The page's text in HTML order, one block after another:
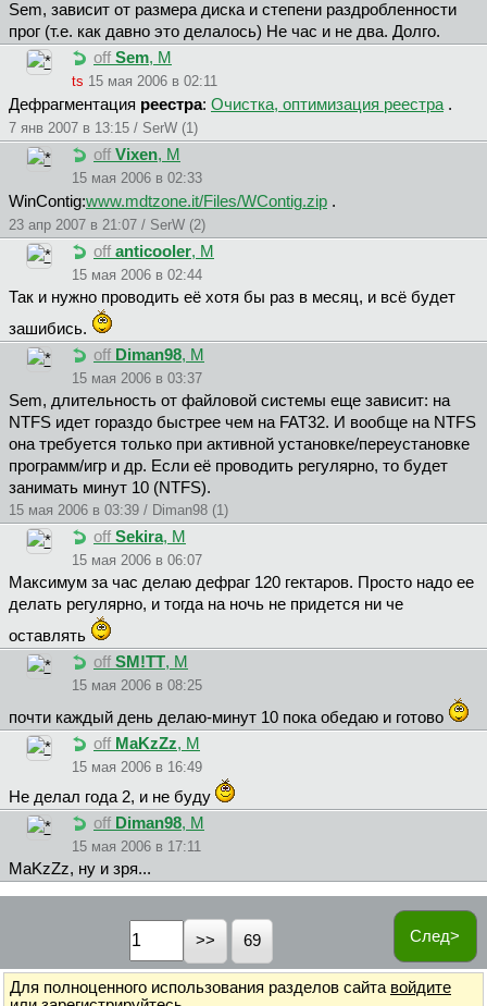
Sem, зависит от размера диска и степени раздробленности
прог (т.е. как давно это делалось) Не час и не два. Долго.
off Sem, М
ts 15 мая 2006 в 02:11
Дефрагментация реестра: Очистка, оптимизация реестра.
7 янв 2007 в 13:15 / SerW (1)
off Vixen, М
15 мая 2006 в 02:33
WinContig:www.mdtzone.it/Files/WContig.zip .
23 апр 2007 в 21:07 / SerW (2)
off anticooler, М
15 мая 2006 в 02:44
Так и нужно проводить её хотя бы раз в месяц, и всё будет
зашибись.
off Diman98, М
15 мая 2006 в 03:37
Sem, длительность от файловой системы еще зависит: на
NTFS идет гораздо быстрее чем на FAT32. И вообще на NTFS
она требуется только при активной установке/переустановке
программ/игр и др. Если её проводить регулярно, то будет
занимать минут 10 (NTFS).
15 мая 2006 в 03:39 / Diman98 (1)
off Sekira, М
15 мая 2006 в 06:07
Максимум за час делаю дефраг 120 гектаров. Просто надо ее
делать регулярно, и тогда на ночь не придется ни че
оставлять
off SM!TT, М
15 мая 2006 в 08:25
почти каждый день делаю-минут 10 пока обедаю и готово
off MaKzZz, М
15 мая 2006 в 16:49
Не делал года 2, и не буду
off Diman98, М
15 мая 2006 в 17:11
MaKzZz, ну и зря...
След>
69
Для полноценного использования разделов сайта войдите